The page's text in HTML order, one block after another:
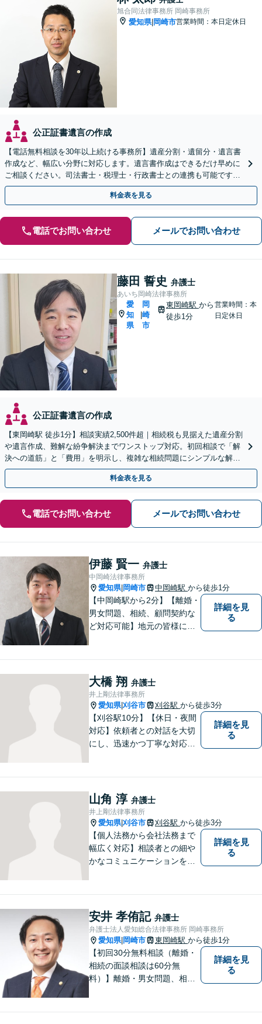
旭合同法律事務所 岡崎事務所
愛知県| 岡崎市営業時間：本日定休日
公正証書遺言の作成
【電話無料相談を30年以上続ける事務所】遺産分割・遺留分・遺言書
作成など、幅広い分野に対応します。遺言書作成はできるだけ早めに
ご相談ください。司法書士・税理士・行政書士との連携も可能です
【初回面談相談30分無料】【夜間・休日の相談可能】
料金表を見る
電話でお問い合わせ メールでお問い合わせ
藤田 誓史 弁護士
あいち岡崎法律事務所
愛
知
県
|
岡
崎
市
東岡崎駅 から
徒歩1分
営業時間：本
日定休日
公正証書遺言の作成
【東岡崎駅 徒歩1分】相談実績2,500件超｜相続税も見据えた遺産分割
や遺言作成、難解な紛争解決までワンストップ対応。初回相談で「解
決への道筋」と「費用」を明示し、複雑な相続問題にシンプルな解決
策を提案します。
料金表を見る
電話でお問い合わせ メールでお問い合わせ
伊藤 賢一 弁護士
中岡崎法律事務所
愛知県| 岡崎市 中岡崎駅 から徒歩1分
【中岡崎駅から2分】【離婚・
男女問題、相続、顧問契約な
ど対応可能】地元の皆様にご
詳細を見
る
大橋 翔 弁護士
井上剛法律事務所
愛知県|刈谷市 刈谷駅 から徒歩3分
【刈谷駅10分】【休日・夜間
対応】依頼者との対話を大切
にし、迅速かつ丁寧な対応を
サービスを提供。【駐車場完
備】
詳細を見
る
山角 淳 弁護士
井上剛法律事務所
愛知県|刈谷市 刈谷駅 から徒歩3分
【個人法務から会社法務まで
幅広く対応】相談者との細や
かなコミュニケーションを大
ら、お早めにご相談くださ
い。【JR在来線「刈谷駅」4
分】【駐車場あり】
詳細を見
る
安井 孝侑記 弁護士
弁護士法人愛知総合法律事務所 岡崎事務所
愛知県| 岡崎市 東岡崎駅 から徒歩1分
【初回30分無料相談（離婚・
相続の面談相談は60分無
料）】離婚・男女問題、相
詳細を見
る